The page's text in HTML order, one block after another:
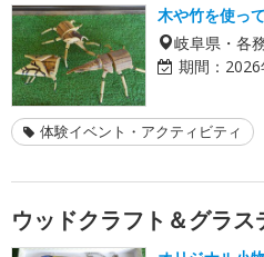
木や竹を使っ
岐阜県・各
期間：
体験イベント・アクティビティ
ウッドクラフト＆グラス